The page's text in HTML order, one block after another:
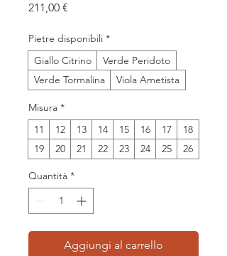
211,00 €
Pietre disponibili *
Giallo Citrino
Verde Peridoto
Verde Tormalina
Viola Ametista
Misura *
11
12 13 14 15 16 17
18
19
20 21 22 23 24 25 26
Quantità *
Aggiungi al carrello